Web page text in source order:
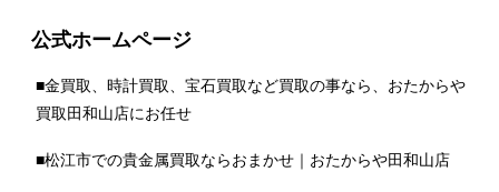
公式ホームページ
■金買取、時計買取、宝石買取など買取の事なら、おたからや
買取田和山店にお任せ
■松江市での貴金属買取ならおまかせ｜おたからや田和山店